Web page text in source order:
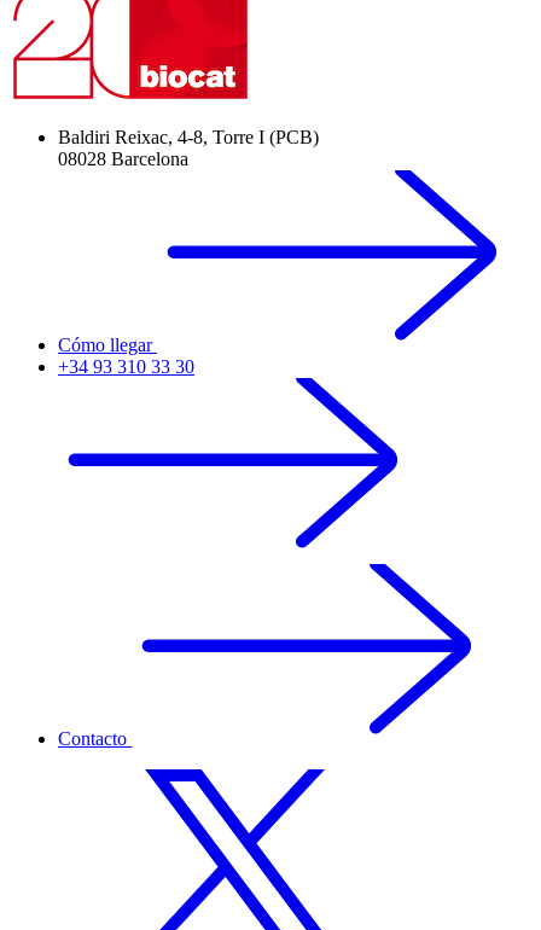
Baldiri Reixac, 4-8, Torre I (PCB)
08028 Barcelona
Cómo llegar
+34 93 310 33 30
Contacto